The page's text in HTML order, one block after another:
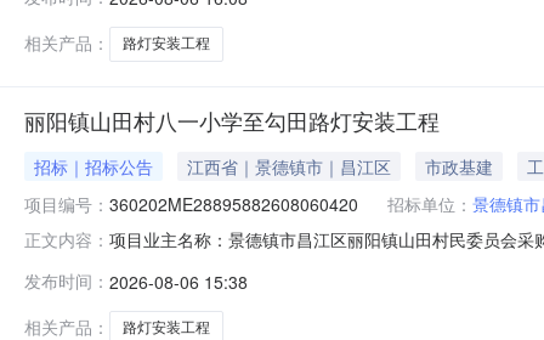
{2015}9号）相关规定计费。服务内容：1700米道路单
明：无选取中
相关产品：
路灯安装工程
丽阳镇山田村八一小学至勾田路灯安装工程
招标｜招标公告 江西省｜景德镇市｜昌江区 市政基建
项目编号： 360202ME28895882608060420 招标单位： 景德镇
正文内容： 项目业主名称：景德镇市昌江区丽阳镇山田村民委员会
造价咨询收费管理办法》（赣价协{2015}9号）相关规定
时间：3（个工作日
发布时间： 2026-08-06 15:38
相关产品：
路灯安装工程